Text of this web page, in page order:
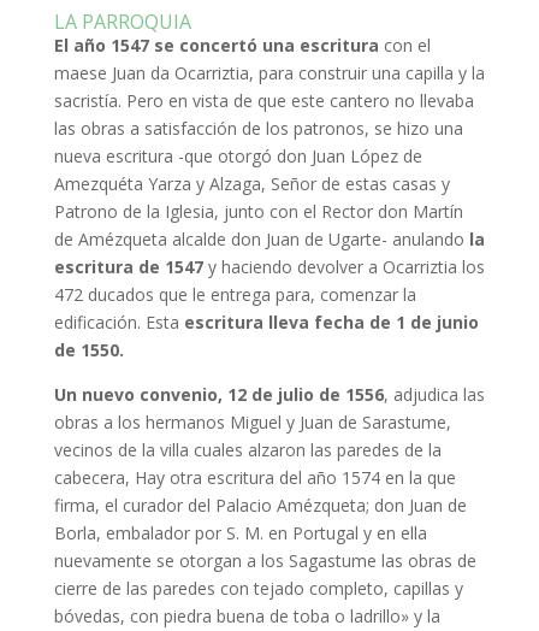
LA PARROQUIA
El año 1547 se concertó una escritura con el
maese Juan da Ocarriztia, para construir una capilla y la
sacristía. Pero en vista de que este cantero no llevaba
las obras a satisfacción de los patronos, se hizo una
nueva escritura -que otorgó don Juan López de
Amezquéta Yarza y Alzaga, Señor de estas casas y
Patrono de la Iglesia, junto con el Rector don Martín
de Amézqueta alcalde don Juan de Ugarte- anulando la
escritura de 1547y haciendo devolver a Ocarriztia los
472 ducados que le entrega para, comenzar la
edificación. Esta escritura lleva fecha de 1 de junio
de 1550.
Un nuevo convenio, 12 de julio de 1556, adjudica las
obras a los hermanos Miguel y Juan de Sarastume,
vecinos de la villa cuales alzaron las paredes de la
cabecera, Hay otra escritura del año 1574 en la que
firma, el curador del Palacio Amézqueta; don Juan de
Borla, embalador por S. M. en Portugal y en ella
nuevamente se otorgan a los Sagastume las obras de
cierre de las paredes con tejado completo, capillas y
bóvedas, con piedra buena de toba o ladrillo» y la